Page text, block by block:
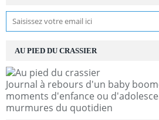
AU PIED DU CRASSIER
Journal à rebours d'un baby
moments d'enfance ou
murmures du quotidien